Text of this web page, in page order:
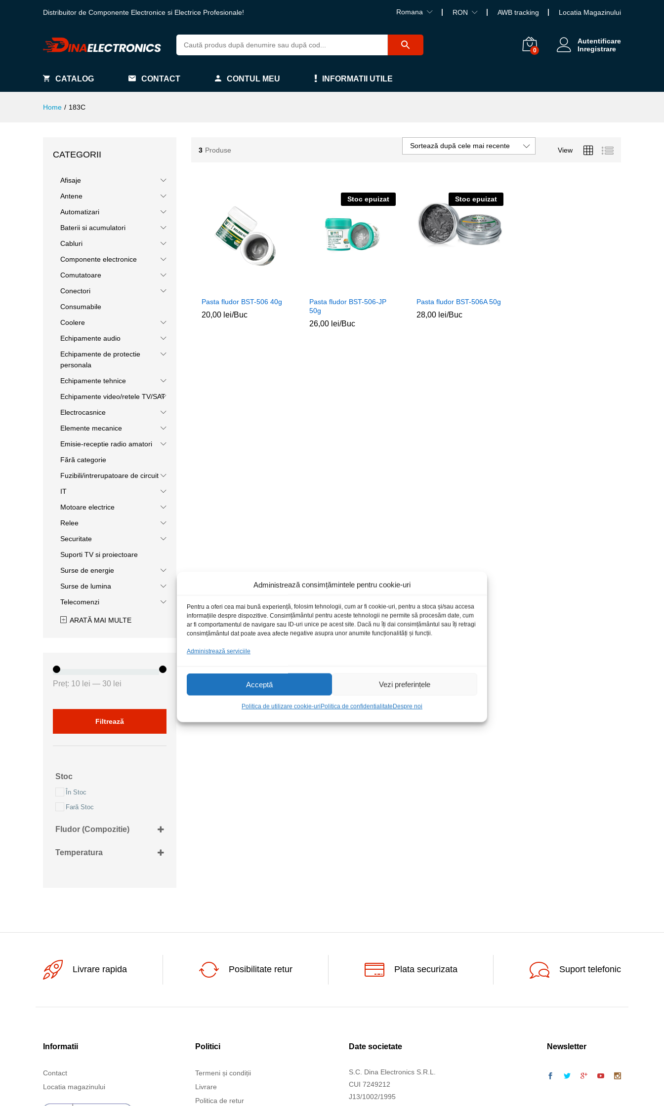
Administrează consimțămintele pentru cookie-uri
Pentru a oferi cea mai bună experiență, folosim tehnologii, cum ar fi cookie-uri, pentru a stoca și/sau accesa
informațiile despre dispozitive. Consimțământul pentru aceste tehnologii ne permite să procesăm date, cum
ar fi comportamentul de navigare sau ID-uri unice pe acest site. Dacă nu îți dai consimțământul sau îți retragi
consimțământul dat poate avea afecte negative asupra unor anumite funcționalități și funcții.
Administrează serviciile
Acceptă Vezi preferințele
Politica de utilizare cookie-uriPolitica de confidentialitateDespre noi
Distribuitor de Componente Electronice si Electrice Profesionale! Romana RON AWB tracking Locatia Magazinului
0
Autentificare
Inregistrare
CATALOG CONTACT CONTUL MEU INFORMATII UTILE
Home / 183C
3 Produse View
Sortează după cele mai recente
Pasta fludor BST-506 40g
20,00 lei/Buc
20,00 lei
Stoc epuizat
Pasta fludor BST-506-JP
50g
26,00 lei/Buc
26,00 lei
Stoc epuizat
Pasta fludor BST-506A 50g
28,00 lei/Buc
28,00 lei
CATEGORII
Afisaje
Antene
Automatizari
Baterii si acumulatori
Cabluri
Componente electronice
Comutatoare
Conectori
Consumabile
Coolere
Echipamente audio
Echipamente de protectie
personala
Echipamente tehnice
Echipamente video/retele TV/SAT
Electrocasnice
Elemente mecanice
Emisie-receptie radio amatori
Fără categorie
Fuzibili/intrerupatoare de circuit
IT
Motoare electrice
Relee
Securitate
Suporti TV si proiectoare
Surse de energie
Surse de lumina
Telecomenzi
ARATĂ MAI MULTE
Filtrează
Preț: 10 lei — 30 lei
Stoc
În Stoc
Fară Stoc
Fludor (Compozitie)
Temperatura
Livrare rapida Posibilitate retur Plata securizata Suport telefonic
Informatii
Contact
Locatia magazinului
Politici
Termeni și condiții
Livrare
Politica de retur
Date societate
S.C. Dina Electronics S.R.L.
CUI 7249212
J13/1002/1995
Newsletter